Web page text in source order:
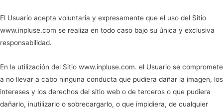
El Usuario acepta voluntaria y expresamente que el uso del Sitio
www.inpluse.com se realiza en todo caso bajo su única y exclusiva
responsabilidad.
En la utilización del Sitio www.inpluse.com. el Usuario se compromete
a no llevar a cabo ninguna conducta que pudiera dañar la imagen, los
intereses y los derechos del sitio web o de terceros o que pudiera
dañarlo, inutilizarlo o sobrecargarlo, o que impidiera, de cualquier